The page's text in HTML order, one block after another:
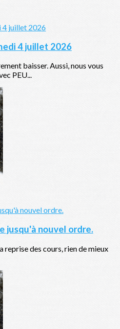
4 juillet 2026
baisser. Aussi, nous vous
PEU...
jusqu'à nouvel ordre.
reprise des cours, rien de mieux